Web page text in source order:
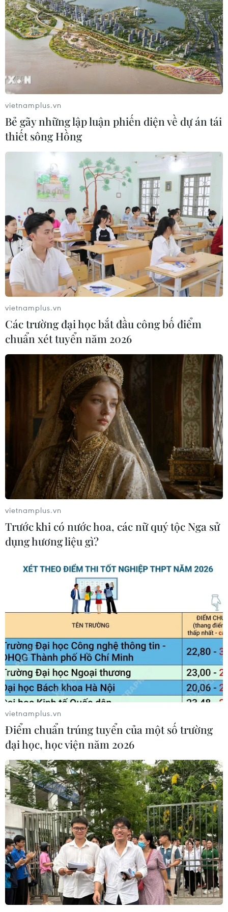
vietnamplus.vn
Bẻ gãy những lập luận phiến diện về dự án tái
thiết sông Hồng
vietnamplus.vn
Các trường đại học bắt đầu công bố điểm
chuẩn xét tuyển năm 2026
vietnamplus.vn
Trước khi có nước hoa, các nữ quý tộc Nga sử
dụng hương liệu gì?
vietnamplus.vn
Điểm chuẩn trúng tuyển của một số trường
đại học, học viện năm 2026